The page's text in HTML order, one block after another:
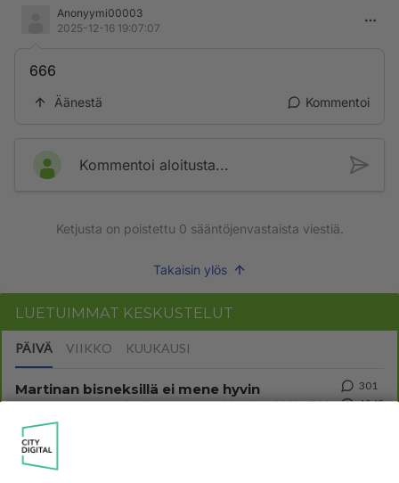
Anonyymi00003
2025-12-16 19:07:07
666
Äänestä Kommentoi
Kommentoi aloitusta...
Ketjusta on poistettu 0 sääntöjenvastaista viestiä.
Takaisin ylös
LUETUIMMAT KESKUSTELUT
PÄIVÄ VIIKKO KUUKAUSI
Martinan bisneksillä ei mene hyvin
https://www.iltalehti.fi/viihdeuutiset/a/c46da6ab-340f-4790-aaa7-0865eed2336 Yrityksen konkurssihakemus on tullut kärä
05.08.2026 05:51
301
1243